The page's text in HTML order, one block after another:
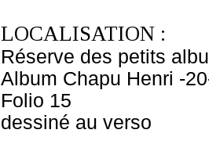
LOCALISATION :
Réserve des petits
Album Chapu Henri -
Folio 15
dessiné au verso